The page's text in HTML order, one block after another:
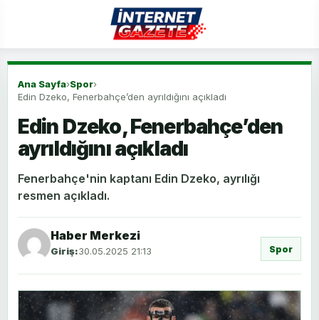
Ana Sayfa›Spor›
Edin Dzeko, Fenerbahçe’den ayrıldığını açıkladı
Edin Dzeko, Fenerbahçe’den
ayrıldığını açıkladı
Fenerbahçe'nin kaptanı Edin Dzeko, ayrılığı
resmen açıkladı.
Haber Merkezi
Giriş:30.05.2025 21:13 Spor